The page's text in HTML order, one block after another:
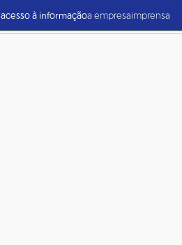
acesso à informaçãoa empresaimprensa